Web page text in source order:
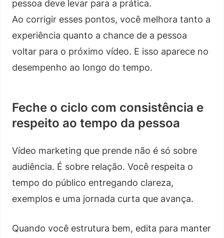
pessoa deve levar para a prática.
Ao corrigir esses pontos, você melhora tanto a
experiência quanto a chance de a pessoa
voltar para o próximo vídeo. E isso aparece no
desempenho ao longo do tempo.
Feche o ciclo com consistência e
respeito ao tempo da pessoa
Vídeo marketing que prende não é só sobre
audiência. É sobre relação. Você respeita o
tempo do público entregando clareza,
exemplos e uma jornada curta que avança.
Quando você estrutura bem, edita para manter